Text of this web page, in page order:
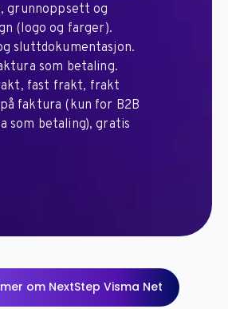
grunnoppsett og
(logo og farger).
sluttdokumentasjon.
som betaling.
fast frakt, frakt
faktura (kun for B2B
som betaling), gratis
om NextStep Visma Net